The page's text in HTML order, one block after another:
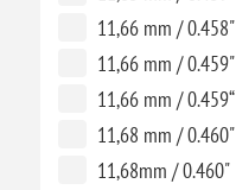
11,66 mm / 0.458"
11,66 mm / 0.459"
11,66 mm / 0.459“
11,68 mm / 0.460"
11,68mm / 0.460"